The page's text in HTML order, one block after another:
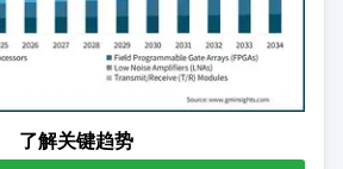
了解关键趋势